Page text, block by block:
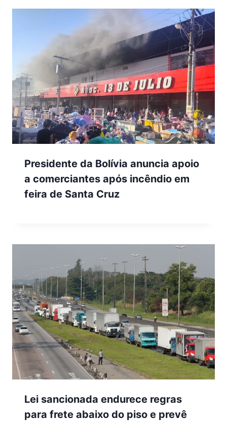
Presidente da Bolívia anuncia apoio
a comerciantes após incêndio em
feira de Santa Cruz
Lei sancionada endurece regras
para frete abaixo do piso e prevê